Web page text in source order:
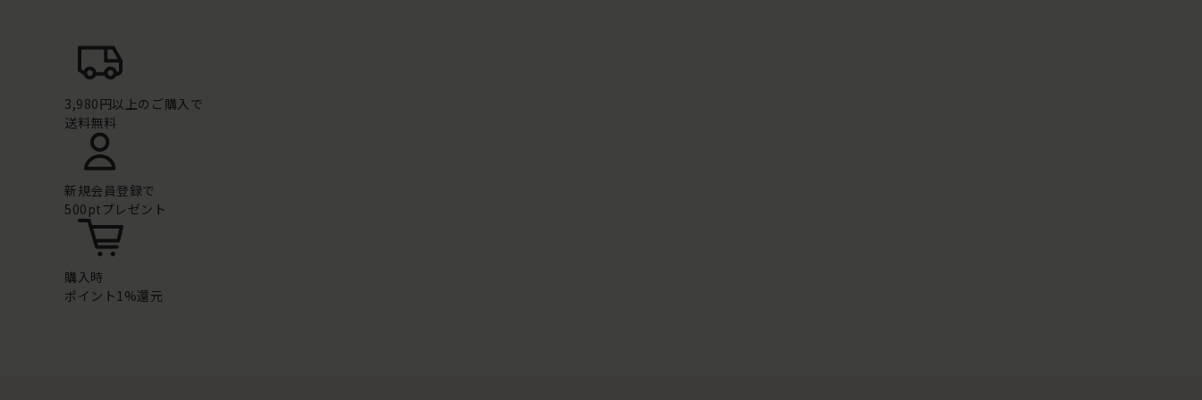
3,980円以上のご購入で
送料無料
新規会員登録で
500ptプレゼント
購入時
ポイント1%還元